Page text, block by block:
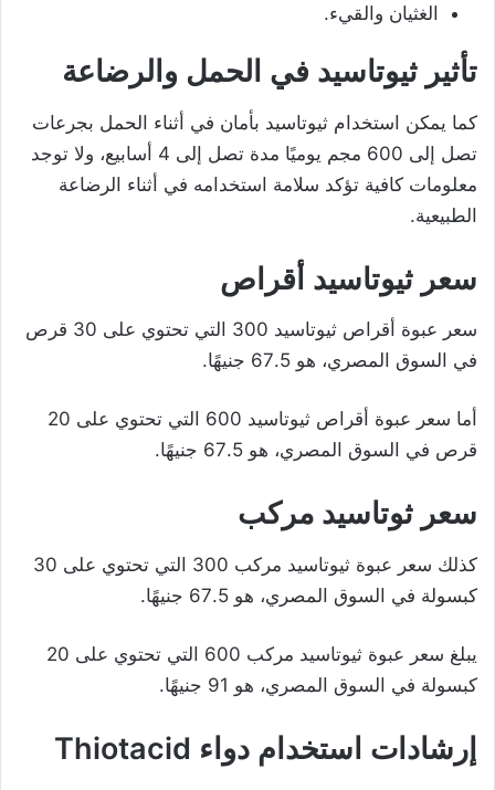
الغثيان والقيء.
تأثير ثيوتاسيد في الحمل والرضاعة
كما يمكن استخدام ثيوتاسيد بأمان في أثناء الحمل بجرعات
تصل إلى 600 مجم يوميًا مدة تصل إلى 4 أسابيع، ولا توجد
معلومات كافية تؤكد سلامة استخدامه في أثناء الرضاعة
الطبيعية.
سعر ثيوتاسيد أقراص
سعر عبوة أقراص ثيوتاسيد 300 التي تحتوي على 30 قرص
في السوق المصري، هو 67.5 جنيهًا.
أما سعر عبوة أقراص ثيوتاسيد 600 التي تحتوي على 20
قرص في السوق المصري، هو 67.5 جنيهًا.
سعر ثوتاسيد مركب
كذلك سعر عبوة ثيوتاسيد مركب 300 التي تحتوي على 30
كبسولة في السوق المصري، هو 67.5 جنيهًا.
يبلغ سعر عبوة ثيوتاسيد مركب 600 التي تحتوي على 20
كبسولة في السوق المصري، هو 91 جنيهًا.
إرشادات استخدام دواء Thiotacid